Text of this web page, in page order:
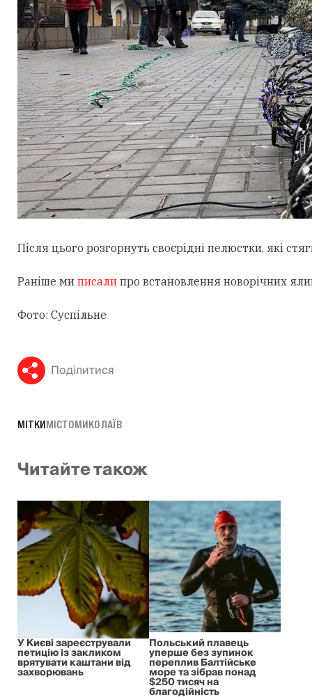
Після цього розгорнуть своєрідні пелюстки, які
Раніше ми писали про встановлення новорічних
Фото: Суспільне
Поділитися
МІТКИМІСТОМИКОЛАЇВ
Читайте також
У Києві зареєстрували
петицію із закликом
врятувати каштани від
захворювань
Польський плавець
уперше без зупинок
переплив Балтійське
море та зібрав понад
$250 тисяч на
благодійність